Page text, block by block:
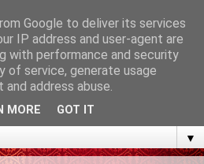
▼
Google to deliver its services
IP address and user-agent are
with performance and security
of service, generate usage
address abuse.
MORE GOT IT